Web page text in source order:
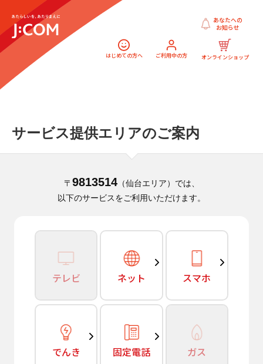
はじめての方へ ご利用中の方 オンラインショップ
あなたへの
お知らせ
サービス提供エリアのご案内
〒 9813514（仙台エリア）では、
以下のサービスをご利用いただけます。
テレビ ネット スマホ
でんき 固定電話 ガス